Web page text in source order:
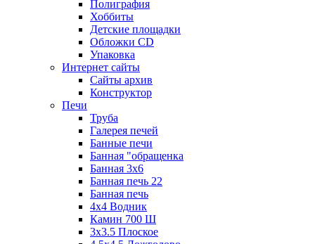
Полиграфия
Хоббиты
Детские площадки
Обложки CD
Упаковка
Интернет сайты
Сайты архив
Конструктор
Печи
Труба
Галерея печей
Банные печи
Банная "обращенка
Банная 3х6
Банная печь 22
Банная печь
4х4 Водник
Камин 700 Ш
3x3.5 Плоское